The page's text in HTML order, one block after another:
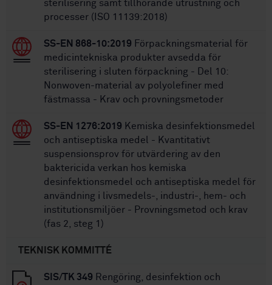
sterilisering samt tillhörande utrustning och
processer (ISO 11139:2018)
SS-EN 868-10:2019 Förpackningsmaterial för
medicintekniska produkter avsedda för
sterilisering i sluten förpackning - Del 10:
Nonwoven-material av polyolefiner med
fästmassa - Krav och provningsmetoder
SS-EN 1276:2019 Kemiska desinfektionsmedel
och antiseptiska medel - Kvantitativt
suspensionsprov för utvärdering av den
baktericida verkan hos kemiska
desinfektionsmedel och antiseptiska medel för
användning i livsmedels-, industri-, hem- och
institutionsmiljöer - Provningsmetod och krav
(fas 2, steg 1)
TEKNISK KOMMITTÉ
SIS/TK 349 Rengöring, desinfektion och